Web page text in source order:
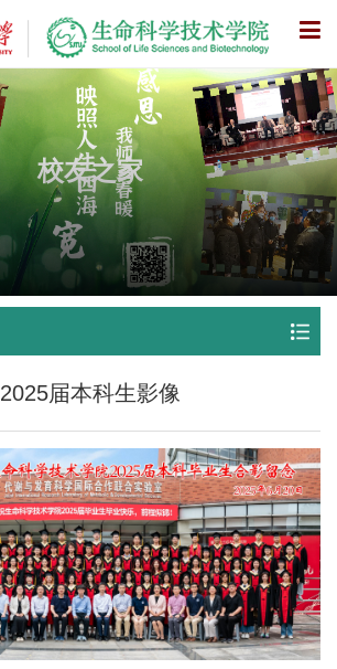
X
校友之家
2025届本科生影像